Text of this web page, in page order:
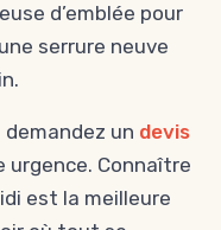
d’emblée pour
serrure neuve
un devis
Connaître
est la meilleure